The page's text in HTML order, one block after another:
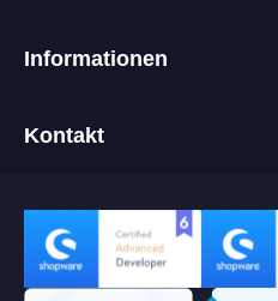
IT-Betreuung
Cookie Banner (CMP) Integration
Informationen
Referenzen
Kontakt
info@alkima.de
alkima GmbH